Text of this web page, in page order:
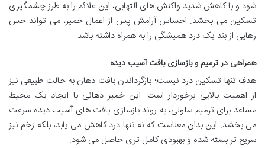
شود و با کاهش شدید واکنش های التهابی، این علائم را به طرز چشمگیری
تسکین می بخشد. احساس آرامش پس از اعمال خمیر، می تواند حس
رهایی از بند یک درد همیشگی را به همراه داشته باشد.
همراهی در ترمیم و بازسازی بافت آسیب دیده
هدف تنها تسکین درد نیست؛ بازگرداندن بافت دهان به حالت طبیعی نیز
از اهمیت بالایی برخوردار است. این خمیر دهانی با ایجاد یک محیط
مساعد برای ترمیم سلولی، به روند بازسازی بافت های آسیب دیده سرعت
می بخشد. این بدان معناست که نه تنها درد کاهش می یابد، بلکه زخم نیز
سریع تر بسته شده و بهبودی کامل تری حاصل می شود.